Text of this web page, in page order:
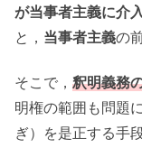
が当事者主義に介
と， 当事者主義の
そこで， 釈明義務
明権の範囲も問題
ぎ）を是正する手